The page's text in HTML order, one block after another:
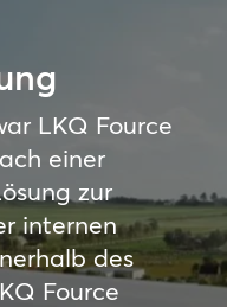
LKQ Fource
einer
zur
internen
des
Fource